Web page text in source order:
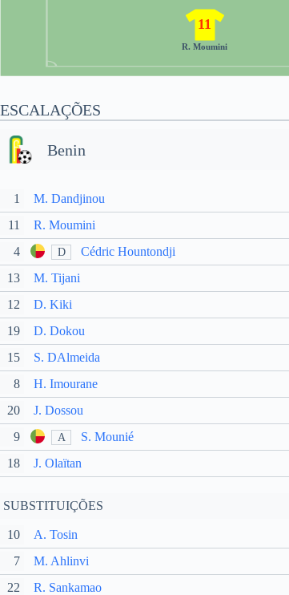
11
R. Moumini
ESCALAÇÕES
Benin
1
M. Dandjinou
11
R. Moumini
4
D
Cédric Hountondji
13
M. Tijani
12
D. Kiki
19
D. Dokou
15
S. DAlmeida
8
H. Imourane
20 J. Dossou
9 A
S. Mounié
18
J. Olaïtan
SUBSTITUIÇÕES
10 A. Tosin
7 M. Ahlinvi
22
R. Sankamao